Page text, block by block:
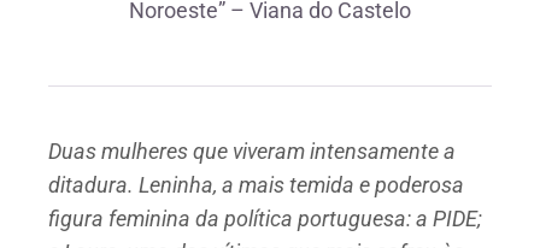
Noroeste” – Viana do Castelo
Duas mulheres que viveram intensamente a
ditadura. Leninha, a mais temida e poderosa
figura feminina da política portuguesa: a PIDE;